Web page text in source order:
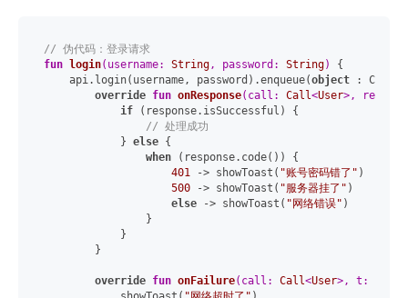
// 伪代码：登录请求
fun login(username: String , password: String)
{
    api.login(username, password).enqueue(
object :
override fun onResponse(call: Call<User>,
if (response.isSuccessful) {
// 处理成功
            }
else {
when (response.code()) {
401
-> showToast( "账号密码错了" )
500 -> showToast( "服务器挂了" )
else -> showToast( "网络错误" )
                }
            }
        }
override fun onFailure(call: Call<User>, t: